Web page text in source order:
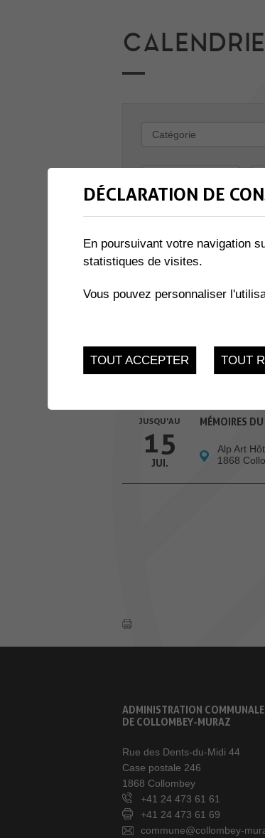
13
MAR.
VERNISSAGE
Salle des
19
JUSQU'AU
15
JUI.
MÉMOIRES
Alp Art
1868
ADMINISTRATION COMMUNALE
DE COLLOMBEY-MURAZ
Rue des Dents-du-Midi 44
Case postale 246
1868 Collombey
+41 24 473 61 61
+41 24 473 61 69
commune@collombey-
DÉCLARATION DE
En poursuivant votre navigation
statistiques de visites.
Vous pouvez personnaliser
TOUT ACCEPTER TOUT